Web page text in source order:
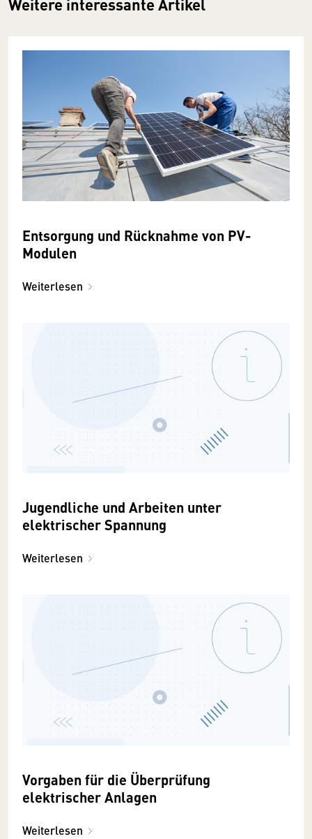
Entsorgung und Rücknahme von PV-
Modulen
Weiterlesen
Jugendliche und Arbeiten unter
elektrischer Spannung
Weiterlesen
Vorgaben für die Überprüfung
elektrischer Anlagen
Weiterlesen